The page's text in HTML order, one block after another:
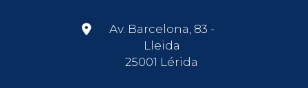
Av. Barcelona, 83 -
Lleida
25001 Lérida